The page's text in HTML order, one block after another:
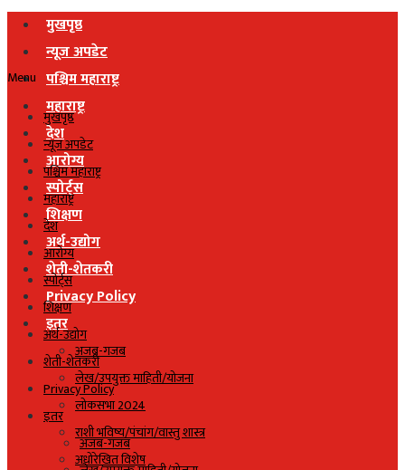
मुखपृष्ठ
न्यूज अपडेट
पश्चिम महाराष्ट्र
महाराष्ट्र
देश
आरोग्य
स्पोर्ट्स
शिक्षण
अर्थ-उद्योग
शेती-शेतकरी
Privacy Policy
इतर
अजब-गजब
लेख/उपयुक्त माहिती/योजना
लोकसभा 2024
राशी भविष्य/पंचांग/वास्तु शास्त्र
अधोरेखित विशेष
Menu
मुखपृष्ठ
न्यूज अपडेट
पश्चिम महाराष्ट्र
महाराष्ट्र
देश
आरोग्य
स्पोर्ट्स
शिक्षण
अर्थ-उद्योग
शेती-शेतकरी
Privacy Policy
इतर
अजब-गजब